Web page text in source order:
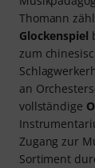
Thomann
Glockenspiel
zum
an
vollständige
Zugang zur
Sortiment